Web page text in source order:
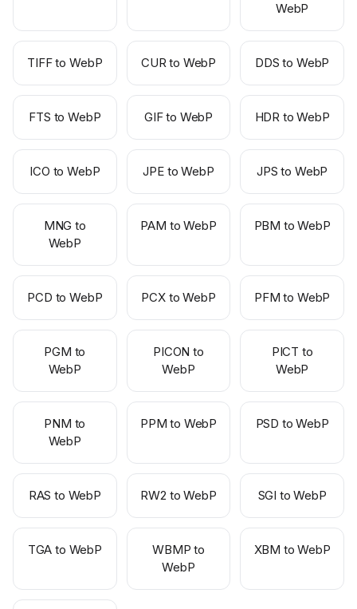
WebP
TIFF to WebP CUR to WebP DDS to WebP
FTS to WebP GIF to WebP HDR to WebP
ICO to WebP JPE to WebP JPS to WebP
MNG to
WebP
PAM to WebP PBM to WebP
PCD to WebP PCX to WebP PFM to WebP
PGM to
WebP
PICON to
WebP
PICT to
WebP
PNM to
WebP
PPM to WebP PSD to WebP
RAS to WebP RW2 to WebP SGI to WebP
TGA to WebP
WBMP to
WebP
XBM to WebP